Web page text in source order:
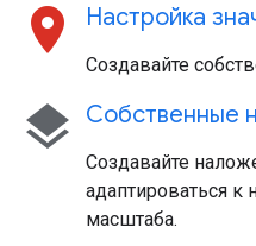
location_on Настройка
Создавайте
layers Собственные
Создавайте
адаптироваться
масштаба.